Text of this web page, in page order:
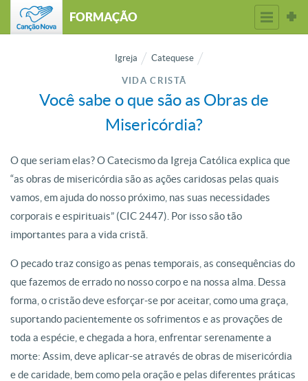
FORMAÇÃO
Igreja Catequese
VIDA CRISTÃ
Você sabe o que são as Obras de
Misericórdia?
O que seriam elas? O Catecismo da Igreja Católica explica que
“as obras de misericórdia são as ações caridosas pelas quais
vamos, em ajuda do nosso próximo, nas suas necessidades
corporais e espirituais” (CIC 2447). Por isso são tão
importantes para a vida cristã.
O pecado traz consigo as penas temporais, as consequências do
que fazemos de errado no nosso corpo e na nossa alma. Dessa
forma, o cristão deve esforçar-se por aceitar, como uma graça,
suportando pacientemente os sofrimentos e as provações de
toda a espécie, e chegada a hora, enfrentar serenamente a
morte: Assim, deve aplicar-se através de obras de misericórdia
e de caridade, bem como pela oração e pelas diferentes práticas